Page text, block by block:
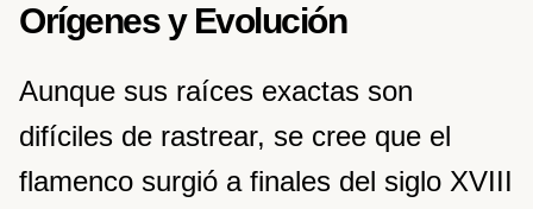
Orígenes y Evolución
Aunque sus raíces exactas son
difíciles de rastrear, se cree que el
flamenco surgió a finales del siglo XVIII